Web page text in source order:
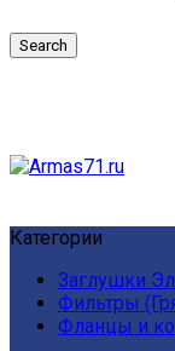
Search
Категории
Заглушки
Фильтры
Фланцы и